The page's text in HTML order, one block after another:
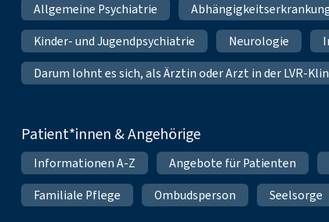
Allgemeine Psychiatrie
Kinder- und Jugendpsychiatrie
Neurologie
Darum lohnt es sich, als Ärztin oder Arzt in der LVR-
Patient*innen & Angehörige
Informationen A-Z Angebote für Patienten
Familiale Pflege
Ombudsperson Seelsorge